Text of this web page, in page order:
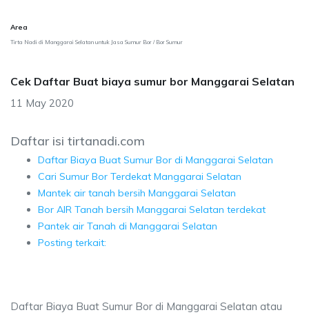
Area
Tirta Nadi di Manggarai Selatan untuk Jasa Sumur Bor / Bor Sumur
Cek Daftar Buat biaya sumur bor Manggarai Selatan
11 May 2020
Daftar isi tirtanadi.com
Daftar Biaya Buat Sumur Bor di Manggarai Selatan
Cari Sumur Bor Terdekat Manggarai Selatan
Mantek air tanah bersih Manggarai Selatan
Bor AIR Tanah bersih Manggarai Selatan terdekat
Pantek air Tanah di Manggarai Selatan
Posting terkait:
Daftar Biaya Buat Sumur Bor di Manggarai Selatan atau